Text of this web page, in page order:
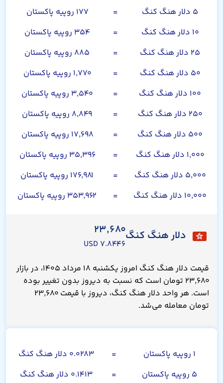
۵ دلار هنگ کنگ
=
۱۷۷ روپیه پاکستان
۱۰ دلار هنگ کنگ
=
۳۵۴ روپیه پاکستان
۲۵ دلار هنگ کنگ
=
۸۸۵ روپیه پاکستان
۵۰ دلار هنگ کنگ
=
۱,۷۷۰ روپیه پاکستان
۱۰۰ دلار هنگ کنگ
=
۳,۵۴۰ روپیه پاکستان
۲۵۰ دلار هنگ کنگ
=
۸,۸۴۹ روپیه پاکستان
۵۰۰ دلار هنگ کنگ
=
۱۷,۶۹۸ روپیه پاکستان
۱,۰۰۰ دلار هنگ کنگ
=
۳۵,۳۹۶ روپیه پاکستان
۵,۰۰۰ دلار هنگ کنگ
=
۱۷۶,۹۸۱ روپیه پاکستان
۱۰,۰۰۰ دلار هنگ کنگ
= ۳۵۳,۹۶۲ روپیه پاکستان
دلار هنگ کنگ۲۳,۶۸۰
۷.۸۴۴۶ USD
قیمت دلار هنگ کنگ امروز یکشنبه ۱۸ مرداد ۱۴۰۵، در بازار
۲۳,۶۸۰ تومان است که نسبت به دیروز بدون تغییر بوده
است. هر واحد دلار هنگ کنگ، دیروز با قیمت ۲۳,۶۸۰
تومان معامله می‌شد.
۱ روپیه پاکستان =
۰.۰۲۸۳ دلار هنگ کنگ
۵ روپیه پاکستان
=
۰.۱۴۱۳ دلار هنگ کنگ